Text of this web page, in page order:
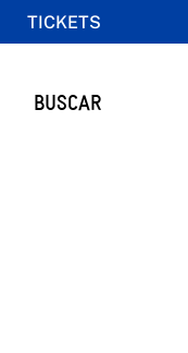
TICKETS
BUSCAR